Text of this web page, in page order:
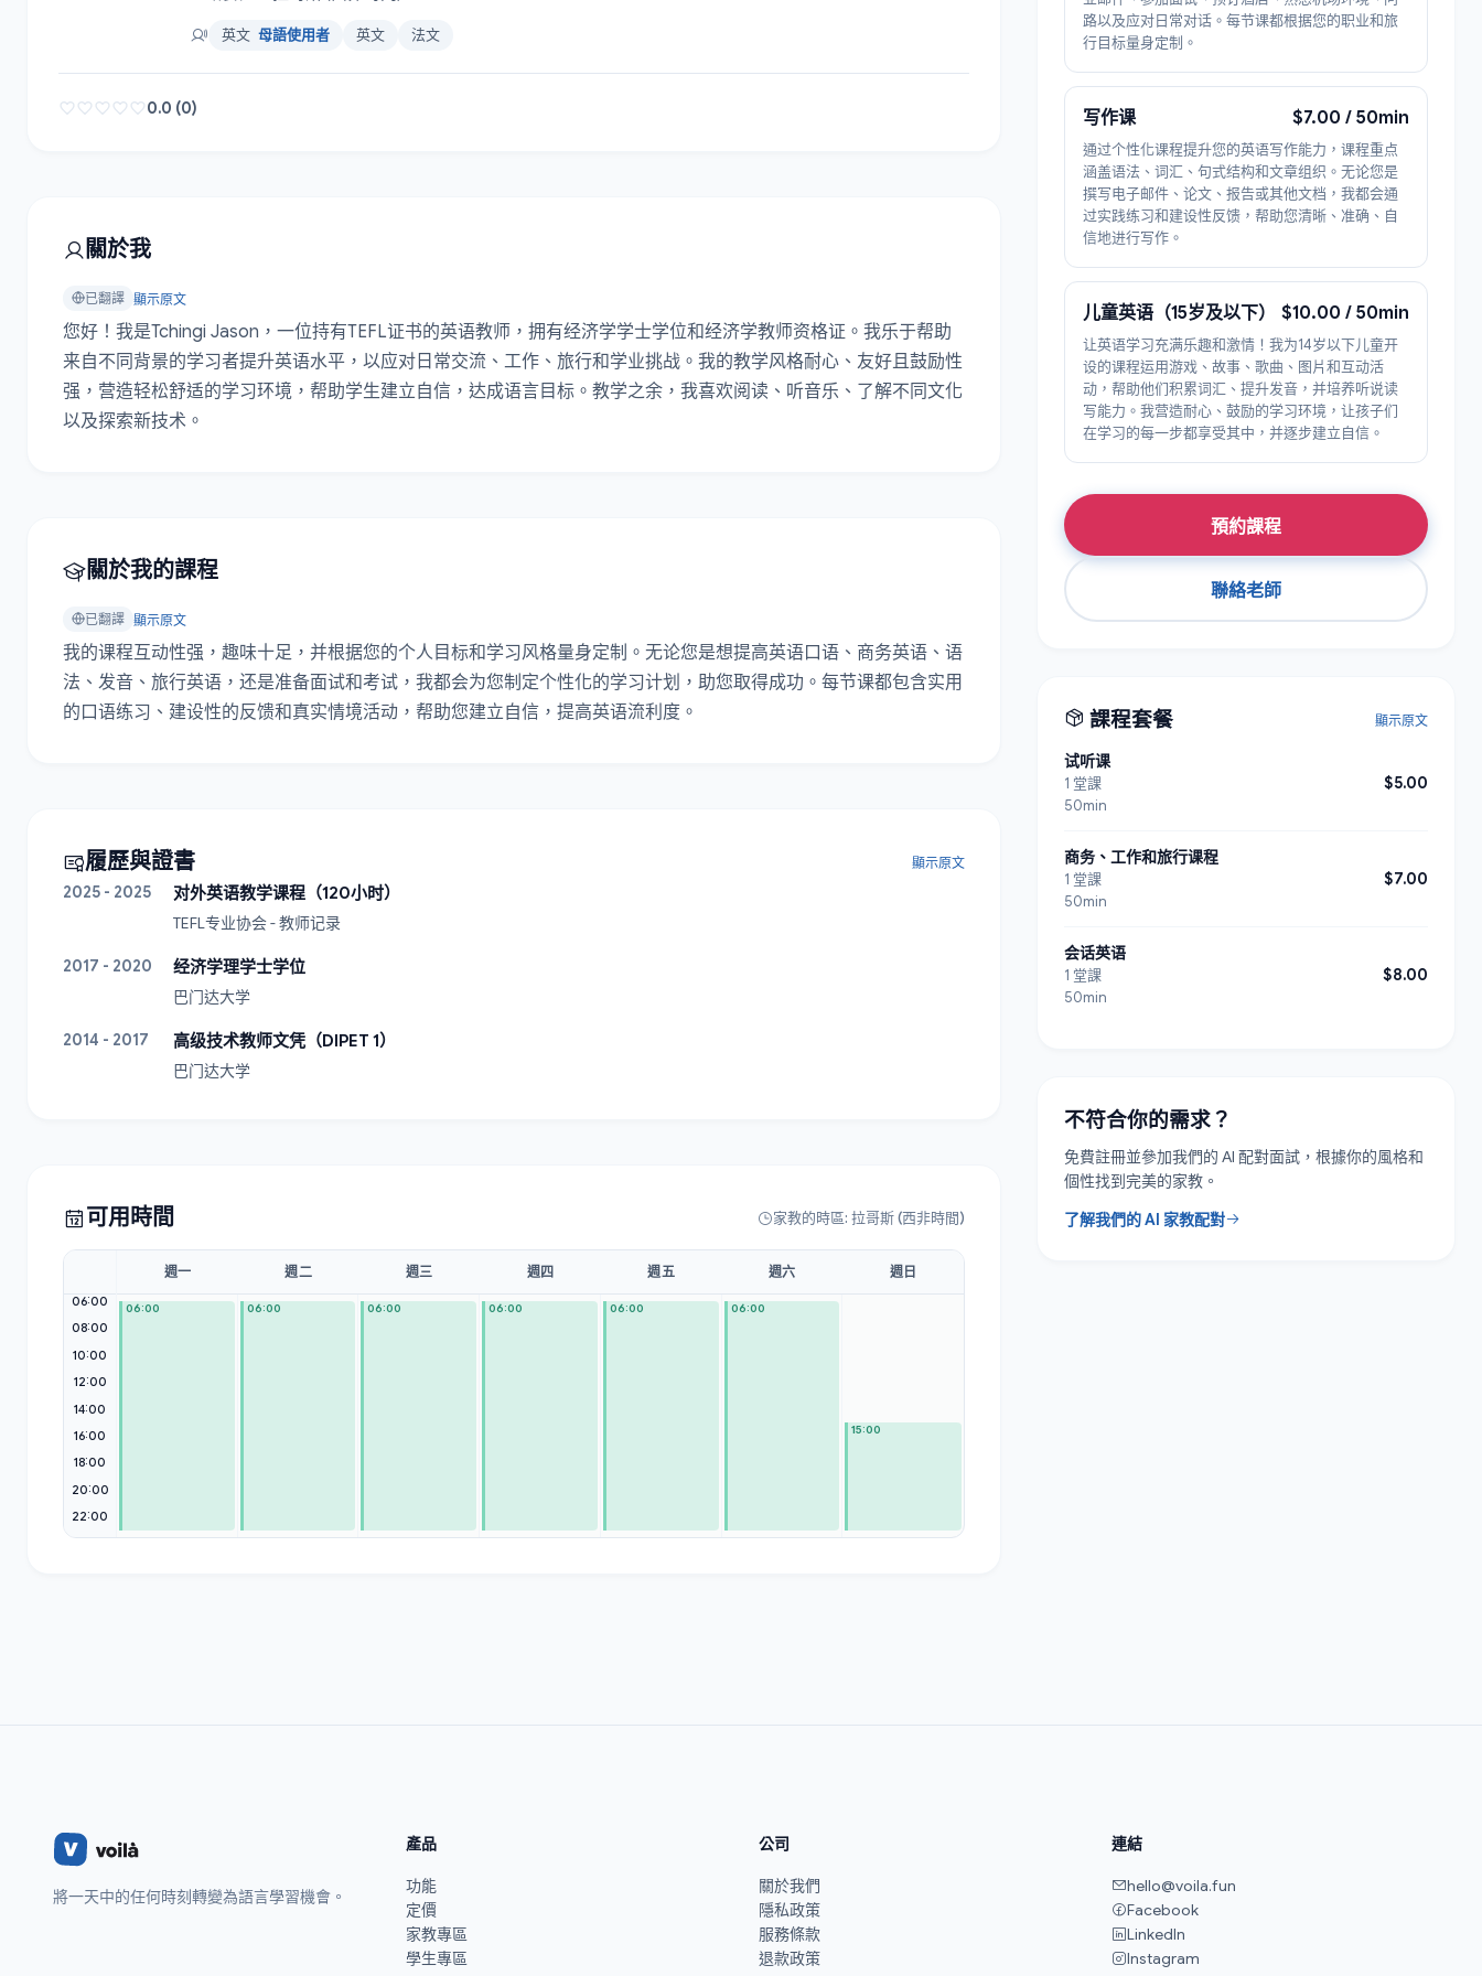
英文 母語使用者 英文 法文
0.0 (0)
關於我
已翻譯 顯示原文
您好！我是Tchingi Jason，一位持有TEFL证书的英语教师，拥有经济学学士学位和经济学教师资格证。我乐于帮助
来自不同背景的学习者提升英语水平，以应对日常交流、工作、旅行和学业挑战。我的教学风格耐心、友好且鼓励性
强，营造轻松舒适的学习环境，帮助学生建立自信，达成语言目标。教学之余，我喜欢阅读、听音乐、了解不同文化
以及探索新技术。
關於我的課程
已翻譯 顯示原文
我的课程互动性强，趣味十足，并根据您的个人目标和学习风格量身定制。无论您是想提高英语口语、商务英语、语
法、发音、旅行英语，还是准备面试和考试，我都会为您制定个性化的学习计划，助您取得成功。每节课都包含实用
的口语练习、建设性的反馈和真实情境活动，帮助您建立自信，提高英语流利度。
履歷與證書 顯示原文
2025 - 2025
对外英语教学课程（120小时）
TEFL专业协会 - 教师记录
2017 - 2020
经济学理学士学位
巴门达大学
2014 - 2017
高级技术教师文凭（DIPET 1）
巴门达大学
可用時間 家教的時區: 拉哥斯 (西非時間)
06:00
08:00
10:00
12:00
14:00
16:00
18:00
20:00
22:00
週一
06:00
週二
06:00
週三
06:00
週四
06:00
週五
06:00
週六
06:00
週日
15:00
路以及应对日常对话。每节课都根据您的职业和旅
行目标量身定制。
写作课 $7.00 / 50min
通过个性化课程提升您的英语写作能力，课程重点
涵盖语法、词汇、句式结构和文章组织。无论您是
撰写电子邮件、论文、报告或其他文档，我都会通
过实践练习和建设性反馈，帮助您清晰、准确、自
信地进行写作。
儿童英语（15岁及以下） $10.00 / 50min
让英语学习充满乐趣和激情！我为14岁以下儿童开
设的课程运用游戏、故事、歌曲、图片和互动活
动，帮助他们积累词汇、提升发音，并培养听说读
写能力。我营造耐心、鼓励的学习环境，让孩子们
在学习的每一步都享受其中，并逐步建立自信。
預約課程
聯絡老師
課程套餐 顯示原文
试听课
1 堂課
50min
$5.00
商务、工作和旅行课程
1 堂課
50min
$7.00
会话英语
1 堂課
50min
$8.00
不符合你的需求？
免費註冊並參加我們的 AI 配對面試，根據你的風格和
個性找到完美的家教。
了解我們的 AI 家教配對
將一天中的任何時刻轉變為語言學習機會。
產品
功能
定價
家教專區
學生專區
公司
關於我們
隱私政策
服務條款
退款政策
連結
hello@voila.fun
Facebook
LinkedIn
Instagram